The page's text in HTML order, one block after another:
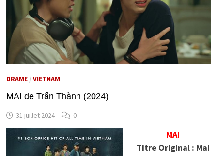
DRAME/ VIETNAM
MAI de Trấn Thành (2024)
31 juillet 2024 0
MAI
Titre Original : Mai